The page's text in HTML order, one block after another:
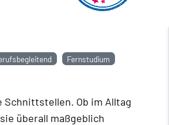
Fernstudium
Schnittstellen. Ob im Alltag
überall maßgeblich